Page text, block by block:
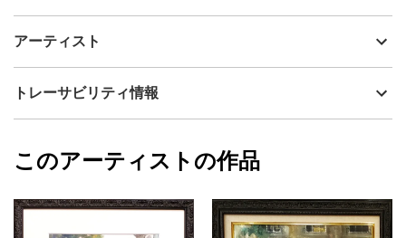
制作年
技法
油彩
カラー
オレンジ
緑
分の力で人生を切り開いていく心の強さを持った女性を描きまし
ーム付き。作品の保護にも災害時にも安心の前面UVカットアクリ
ル板仕様です。
アーティスト
神之浦由美
フォローする
トレーサビリティ情報
神之浦由美
このアーティストの作品